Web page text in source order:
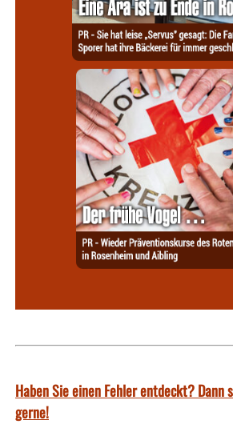
Haben Sie einen Fehler entdeckt? Dann
gerne!